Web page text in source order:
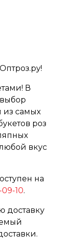
В
из самых
роз
вкус
на
10.
доставку